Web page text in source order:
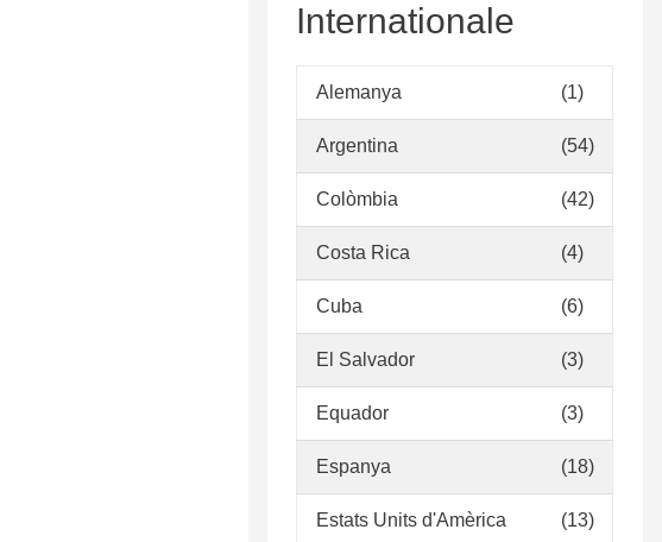
Internationale
Alemanya (1)
Argentina (54)
Colòmbia (42)
Costa Rica (4)
Cuba (6)
El Salvador (3)
Equador (3)
Espanya (18)
Estats Units d'Amèrica (13)